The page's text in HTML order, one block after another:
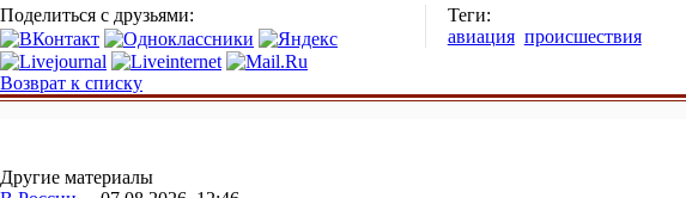
Поделиться с друзьями:
Теги:
авиация происшествия
Возврат к списку
Другие материалы